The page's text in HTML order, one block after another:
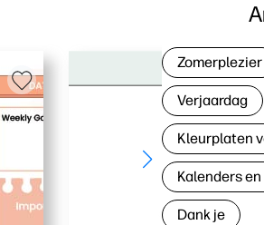
Zomerplezier
Verjaardag
Kleurplaten
Kalenders
Dank je